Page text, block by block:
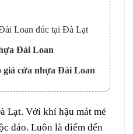
Loan đúc tại Đà Lạt
Đài Loan
giá cửa nhựa Đài Loan
Lạt. Với khí hậu mát mẻ
đáo. Luôn là điểm đến